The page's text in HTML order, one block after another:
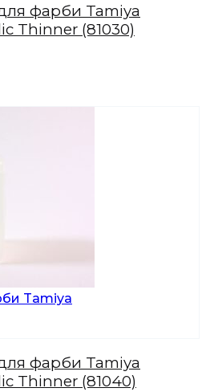
фарби Tamiya
Thinner (81030)
фарби Tamiya
Thinner (81040)